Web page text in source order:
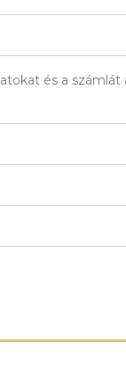
és a